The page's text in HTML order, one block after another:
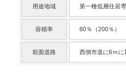
用途地域 第一種低層住居
容積率 80％（200％）
前面道路 西側市道に6ｍ